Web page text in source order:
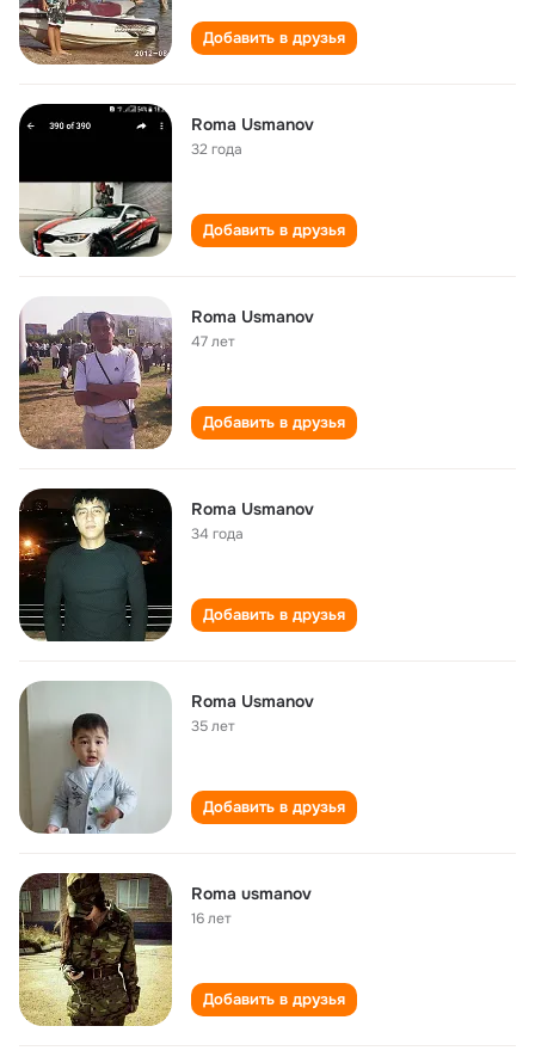
Добавить в друзья
Roma Usmanov
32 года
Добавить в друзья
Roma Usmanov
47 лет
Добавить в друзья
Roma Usmanov
34 года
Добавить в друзья
Roma Usmanov
35 лет
Добавить в друзья
Roma usmanov
16 лет
Добавить в друзья